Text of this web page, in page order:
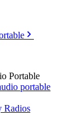
Portable
portable
Radios